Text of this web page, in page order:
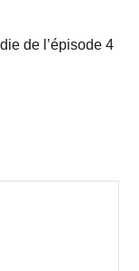
de l’épisode 4